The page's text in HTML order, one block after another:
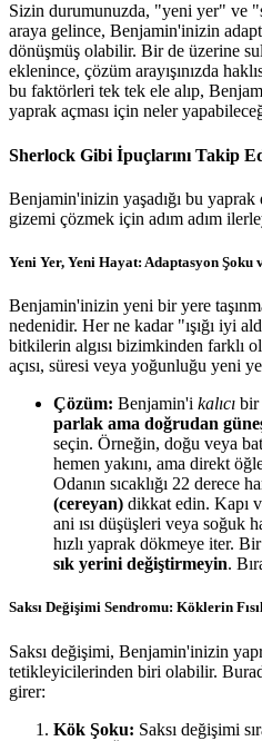
Sizin durumunuzda, "yeni yer" ve
araya gelince, Benjamin'inizin
dönüşmüş olabilir. Bir de üzerine
eklenince, çözüm arayışınızda
bu faktörleri tek tek ele alıp,
yaprak açması için neler
Sherlock Gibi İpuçlarını Takip
Benjamin'inizin yaşadığı bu
gizemi çözmek için adım adım
Yeni Yer, Yeni Hayat: Adaptasyon
Benjamin'inizin yeni bir yere
nedenidir. Her ne kadar "ışığı iyi
bitkilerin algısı bizimkinden farklı
açısı, süresi veya yoğunluğu yeni
Çözüm: Benjamin'i kalıcı bir
parlak ama doğrudan güneş
seçin. Örneğin, doğu veya
hemen yakını, ama direkt
Odanın sıcaklığı 22 derece
(cereyan) dikkat edin. Kapı
ani ısı düşüşleri veya soğuk
hızlı yaprak dökmeye iter.
sık yerini değiştirmeyin.
Saksı Değişimi Sendromu: Köklerin
Saksı değişimi, Benjamin'inizin
tetikleyicilerinden biri olabilir.
girer:
Kök Şoku: Saksı değişimi